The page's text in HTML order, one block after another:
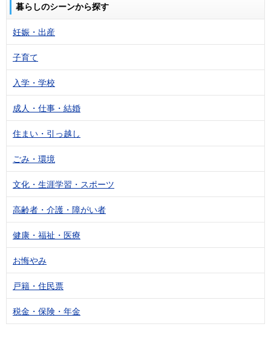
暮らしのシーンから探す
妊娠・出産
子育て
入学・学校
成人・仕事・結婚
住まい・引っ越し
ごみ・環境
文化・生涯学習・スポーツ
高齢者・介護・障がい者
健康・福祉・医療
お悔やみ
戸籍・住民票
税金・保険・年金